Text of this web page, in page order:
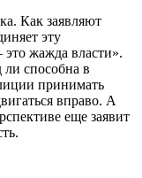
Как заявляют
эту
жажда власти».
способна в
принимать
вправо. А
еще заявит